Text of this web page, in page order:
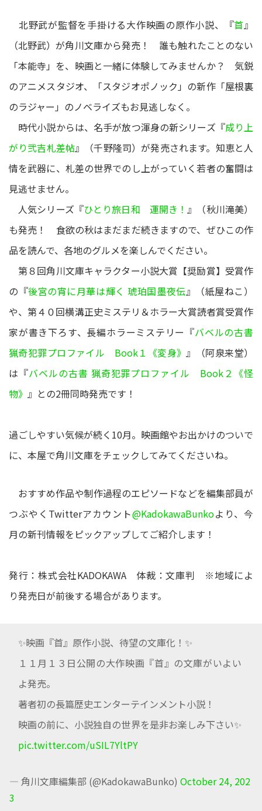
北野武が監督を手掛ける大作映画の原作小説、『首』
（北野武）が角川文庫から発売！ 誰も触れたことのない
「本能寺」を、映画と一緒に体験してみませんか？ 気鋭
のアニメスタジオ、「スタジオポノック」の新作「屋根裏
のラジャー」のノベライズもお見逃しなく。
時代小説からは、名手が放つ渾身の新シリーズ『成り上
がり弐吉札差帖』（千野隆司）が発売されます。知恵と人
情を武器に、札差の世界でのし上がっていく若者の奮闘は
見逃せません。
人気シリーズ『ひとり旅日和 運開き！』（秋川滝美）
も発売！ 食欲の秋はまだまだ続きますので、ぜひこの作
品を読んで、各地のグルメを楽しんでください。
第８回角川文庫キャラクター小説大賞【奨励賞】受賞作
の『後宮の宵に月華は輝く 琥珀国墨夜伝』（紙屋ねこ）
や、第４０回横溝正史ミステリ＆ホラー大賞読者賞受賞作
家が書き下ろす、長編ホラーミステリー『バベルの古書
猟奇犯罪プロファイル Book１《変身》』（阿泉来堂）
は『バベルの古書 猟奇犯罪プロファイル Book２《怪
物》 』との2冊同時発売です！
過ごしやすい気候が続く10月。映画館やお出かけのついで
に、本屋で角川文庫をチェックしてみてくださいね。
おすすめ作品や制作過程のエピソードなどを編集部員が
つぶやくTwitterアカウント@KadokawaBunkoより、今
月の新刊情報をピックアップしてご紹介します！
発行：株式会社KADOKAWA 体裁：文庫判 ※地域によ
り発売日が前後する場合があります。
✨映画『首』原作小説、待望の文庫化！✨
１１月１３日公開の大作映画『首』の文庫がいよい
よ発売。
著者初の長篇歴史エンターテインメント小説！
映画の前に、小説独自の世界を是非お楽しみ下さい✨
pic.twitter.com/uSIL7YltPY
— 角川文庫編集部 (@KadokawaBunko) October 24, 202
3